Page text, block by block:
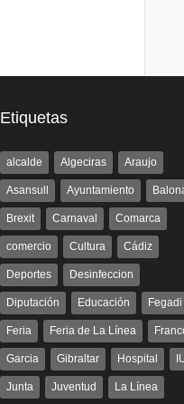
Etiquetas
alcalde Algeciras Araujo
Asansull Ayuntamiento
Brexit Carnaval Comarca
comercio Cultura Cádiz
Deportes Desinfeccion
Diputación Educación Fegadi
Feria Feria de La Línea
Garcia Gibraltar Hospital
Junta Juventud La Línea